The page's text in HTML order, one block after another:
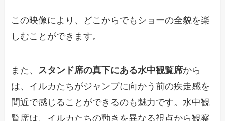
この映像により、どこからでもショーの全貌を楽
しむことができます。
また、 スタンド席の真下にある水中観覧席から
は、イルカたちがジャンプに向かう前の疾走感を
間近で感じることができるのも魅力です。水中観
覧席は、イルカたちの動きを異なる視点から観察